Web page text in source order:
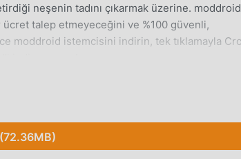
neşenin tadını çıkarmak üzerine.
talep etmeyeceğini ve %100 güvenli,
moddroid istemcisini indirin, tek tıklamayla
stitch içinde, yalnızca acemi eğitimini gözden
klasik board oyunlarının 【% getirdiği